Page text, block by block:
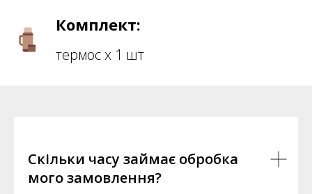
Комплект:
термос х 1 шт
Скільки часу займає обробка
мого замовлення?